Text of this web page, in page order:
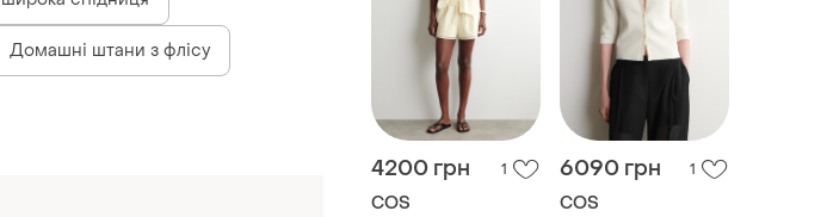
4200 грн 1
COS
6090 грн 1
COS